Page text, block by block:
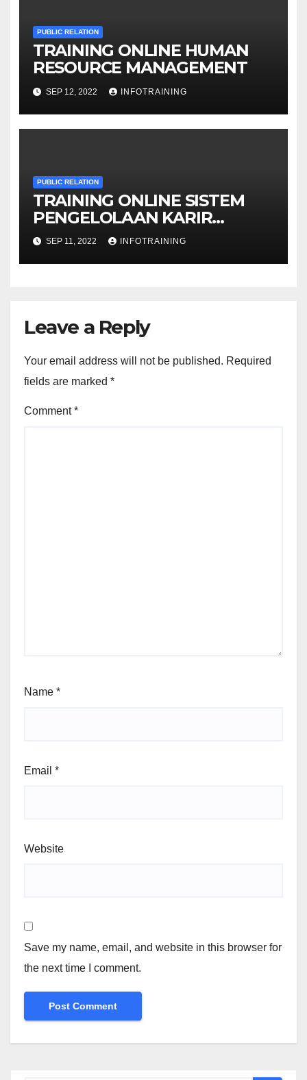
PUBLIC RELATION
TRAINING ONLINE HUMAN
RESOURCE MANAGEMENT
SEP 12, 2022 INFOTRAINING
PUBLIC RELATION
TRAINING ONLINE SISTEM
PENGELOLAAN KARIR
(CAREER MANAGEMENT)
SEP 11, 2022 INFOTRAINING
Leave a Reply
Your email address will not be published. Required
fields are marked *
Comment*
Name *
Email *
Website
Save my name, email, and website in this browser for
the next time I comment.